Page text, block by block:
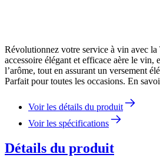
Révolutionnez votre service à vin avec
accessoire élégant et efficace aère le vin,
l’arôme, tout en assurant un versement
Parfait pour toutes les occasions. En
Voir les détails du produit
Voir les spécifications
Détails du produit